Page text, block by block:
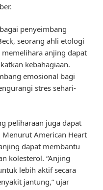
penyeimbang
seorang ahli etologi
anjing dapat
kebahagiaan.
emosional bagi
stres sehari-
peliharaan juga dapat
American Heart
dapat membantu
kolesterol. “Anjing
lebih aktif secara
jantung,” ujar